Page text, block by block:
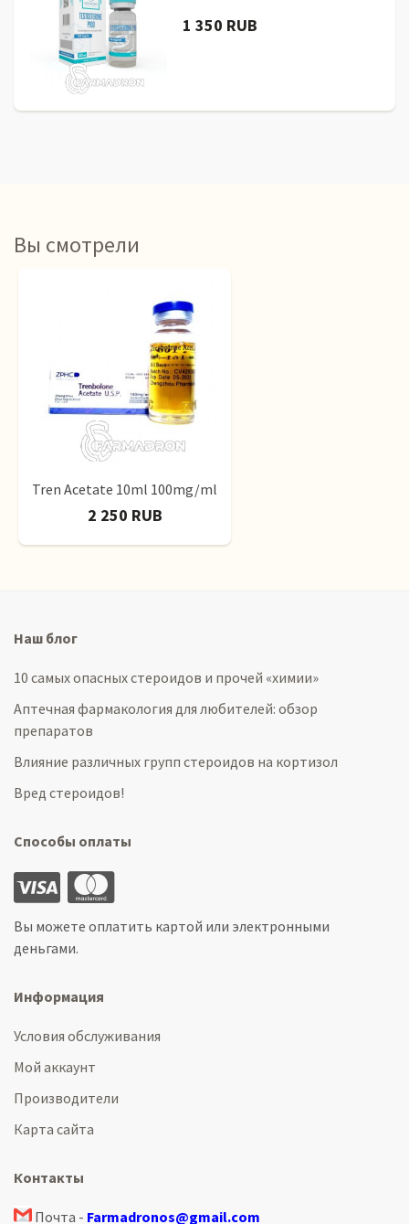
1 350 RUB
Вы смотрели
Tren Acetate 10ml 100mg/ml
2 250 RUB
Наш блог
10 самых опасных стероидов и прочей «химии»
Аптечная фармакология для любителей: обзор
препаратов
Влияние различных групп стероидов на кортизол
Вред стероидов!
Способы оплаты
Вы можете оплатить картой или электронными
деньгами.
Информация
Условия обслуживания
Мой аккаунт
Производители
Карта сайта
Контакты
Почта - Farmadronos@gmail.com